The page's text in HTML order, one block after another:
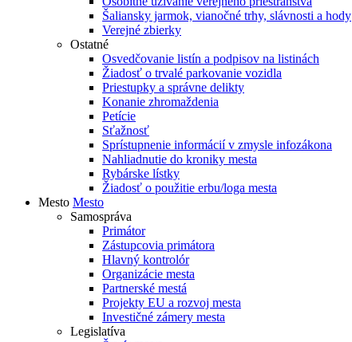
Šaliansky jarmok, vianočné trhy, slávnosti a hody
Verejné zbierky
Ostatné
Osvedčovanie listín a podpisov na listinách
Žiadosť o trvalé parkovanie vozidla
Priestupky a správne delikty
Konanie zhromaždenia
Petície
Sťažnosť
Sprístupnenie informácií v zmysle infozákona
Nahliadnutie do kroniky mesta
Rybárske lístky
Žiadosť o použitie erbu/loga mesta
Mesto Mesto
Samospráva
Primátor
Zástupcovia primátora
Hlavný kontrolór
Organizácie mesta
Partnerské mestá
Projekty EU a rozvoj mesta
Investičné zámery mesta
Legislatíva